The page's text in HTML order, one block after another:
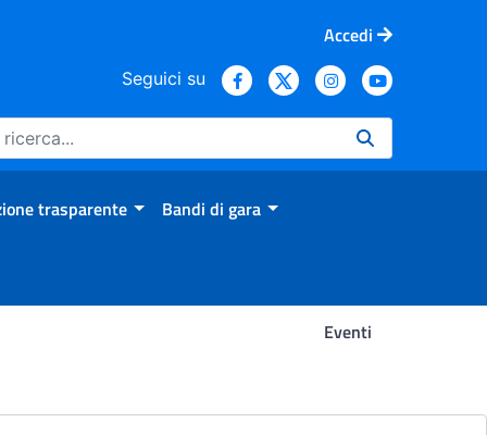
Accedi
Seguici su
trasparente Bandi di gara
Eventi